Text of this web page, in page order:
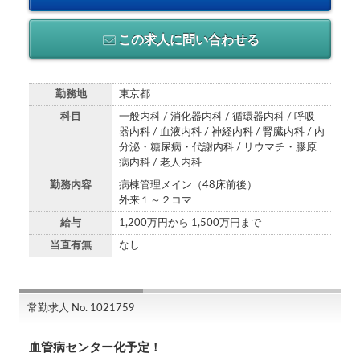
この求人に問い合わせる
勤務地 東京都
科目
一般内科 / 消化器内科 / 循環器内科 / 呼吸
器内科 / 血液内科 / 神経内科 / 腎臓内科 / 内
分泌・糖尿病・代謝内科 / リウマチ・膠原
病内科 / 老人内科
勤務内容
病棟管理メイン（48床前後）
外来１～２コマ
給与 1,200万円から 1,500万円まで
当直有無 なし
常勤求人 No. 1021759
血管病センター化予定！